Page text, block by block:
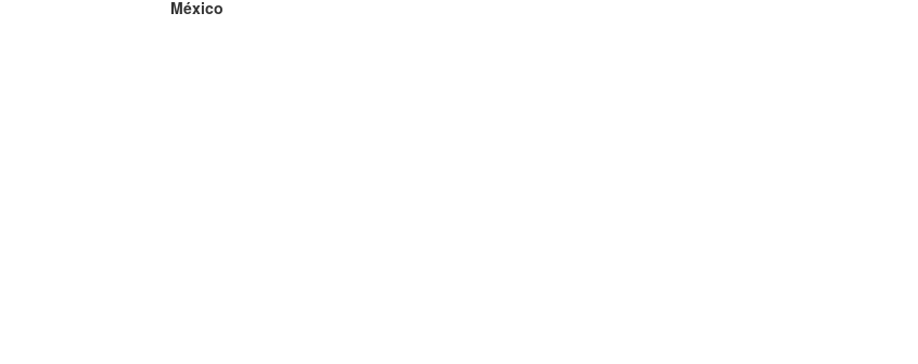
México